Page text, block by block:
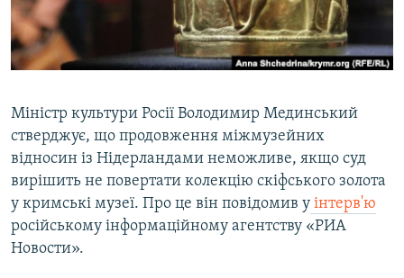
УКРАЇНСЬКА ПРОБЛЕМА КРИМУ
ІНФОГРАФІКА
Qırımtatar
ДОЛУЧАЙСЯ!
Усі сайти RFE/RL
Міністр культури Росії Володимир Мединський
стверджує, що продовження міжмузейних
відносин із Нідерландами неможливе, якщо суд
вирішить не повертати колекцію скіфського золота
у кримські музеї. Про це він повідомив у інтерв'ю
російському інформаційному агентству «РИА
Новости».